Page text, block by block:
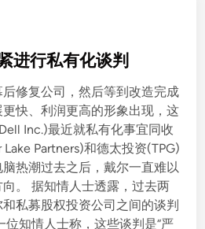
进行私有化谈判
修复公司，然后等到改造完成
快、利润更高的形象出现，这
Inc.)最近就私有化事宜同收
Partners)和德太投资(TPG)
热潮过去之后，戴尔一直难以
。 据知情人士透露，过去两
私募股权投资公司之间的谈判
知情人士称，这些谈判是“严